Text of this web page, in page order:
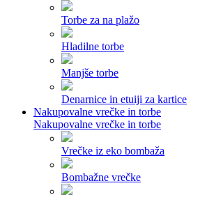
Torbe za na plažo
Hladilne torbe
Manjše torbe
Denarnice in etuiji za kartice
Nakupovalne vrečke in torbe
Nakupovalne vrečke in torbe
Vrečke iz eko bombaža
Bombažne vrečke